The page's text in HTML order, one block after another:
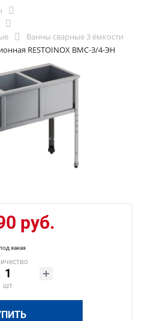
Ванны сварные 3 ёмкости
RESTOINOX ВМС-3/4-ЭН
руб.
заказ
шт